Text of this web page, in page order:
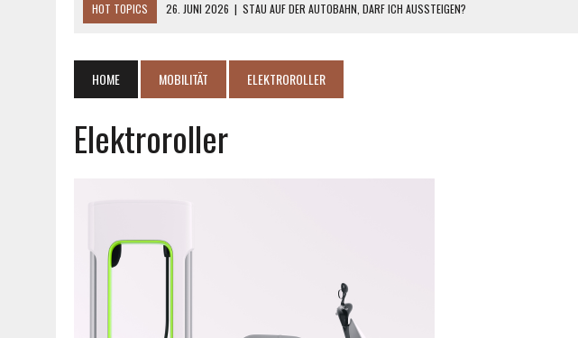
HOT TOPICS 26. JUNI 2026 | STAU AUF DER AUTOBAHN, DARF ICH AUSSTEIGEN?
14. APRIL 2026 | IN WELCHEN FÄLLEN DÜRFEN SIE EINE STRASSENBAHN LINKS ÜBERHOLEN
1. JULI 2026
WAS PASSIERT WENN MAN BETRUNKEN RAD FÄHRT?
HOME MOBILITÄT ELEKTROROLLER
Elektroroller